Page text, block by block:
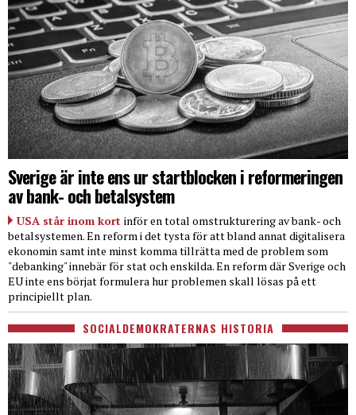
Sverige är inte ens ur startblocken i reformeringen
av bank- och betalsystem
USA står inom kort inför en total omstrukturering av bank- och
betalsystemen. En reform i det tysta för att bland annat digitalisera
ekonomin samt inte minst komma tillrätta med de problem som
"debanking" innebär för stat och enskilda. En reform där Sverige och
EU inte ens börjat formulera hur problemen skall lösas på ett
principiellt plan.
SOCIALDEMOKRATERNAS HISTORIA